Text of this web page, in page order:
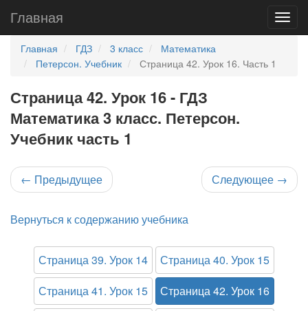
Главная
Главная ГДЗ 3 класс
Математика
Петерсон. Учебник
Страница 42. Урок 16. Часть 1
Страница 42. Урок 16 - ГДЗ
Математика 3 класс. Петерсон.
Учебник часть 1
← Предыдущее Следующее →
Вернуться к содержанию учебника
Страница 39. Урок 14
Страница 40. Урок 15
Страница 41. Урок 15
Страница 42. Урок 16